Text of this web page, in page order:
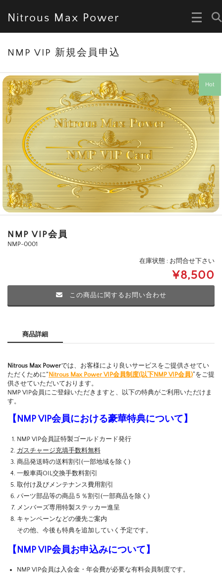
Nitrous Max Power
NMP VIP 新規会員申込
Hot
NMP VIP会員
NMP-0001
在庫状態 : お問合せ下さい
¥8,500
この商品に関するお問い合わせ
商品詳細
Nitrous Max Powerでは、お客様により良いサービスをご提供させてい
ただくために“Nitrous Max Power VIP会員制度(以下NMP VIP会員)”をご提
供させていただいております。
NMP VIP会員にご登録いただきますと、以下の特典がご利用いただけま
す。
【NMP VIP会員における豪華特典について】
NMP VIP会員証特製ゴールドカード発行
ガスチャージ充填手数料無料
商品発送時の送料割引(一部地域を除く)
一般車両OIL交換手数料割引
取付け及びメンテナンス費用割引
パーツ部品等の商品５％割引(一部商品を除く)
メンバーズ専用特製ステッカー進呈
キャンペーンなどの優先ご案内
その他、今後も特典を追加していく予定です。
【NMP VIP会員お申込みについて】
NMP VIP会員は入会金・年会費が必要な有料会員制度です。